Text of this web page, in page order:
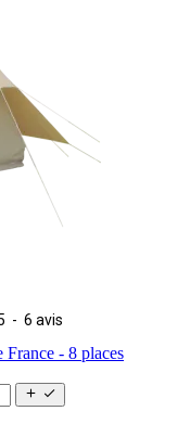
- 6 avis
France - 8 places
 